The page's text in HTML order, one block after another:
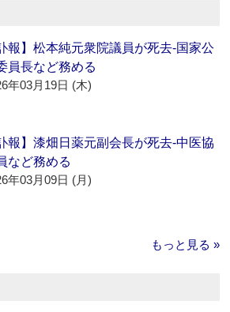
報】松本純元衆院議員が死去‐国家公
員長など務める
年03月19日 (木)
報】漆畑日薬元副会長が死去‐中医協
など務める
年03月09日 (月)
もっと見る »